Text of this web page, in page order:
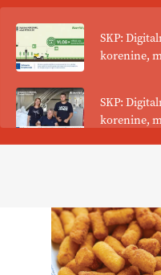
SKP:
korenine,
spreminja
podobo
kmetijstva
SKP:
korenine,
je res
EKOloško =
logično: